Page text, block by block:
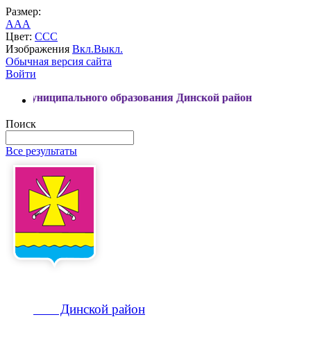
Размер:
AAA
Цвет: CCC
Изображения Вкл.Выкл.
Обычная версия сайта
Войти
образования Динской район
Поиск
Все результаты
Динской район